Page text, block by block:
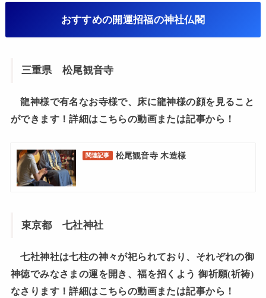
おすすめの開運招福の神社仏閣
三重県 松尾観音寺
龍神様で有名なお寺様で、床に龍神様の顔を見ること
ができます！詳細はこちらの動画または記事から！
関連記事 松尾観音寺 木造様
東京都 七社神社
七社神社は七柱の神々が祀られており、それぞれの御
神徳でみなさまの運を開き、福を招くよう 御祈願(祈祷)
なさります！詳細はこちらの動画または記事から！